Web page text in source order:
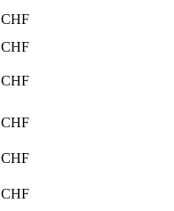
CHF
CHF
CHF
CHF
CHF
CHF